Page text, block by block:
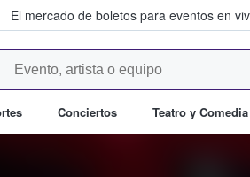
El mercado de boletos para eventos en
donde los fans
Conciertos Teatro y Comedia